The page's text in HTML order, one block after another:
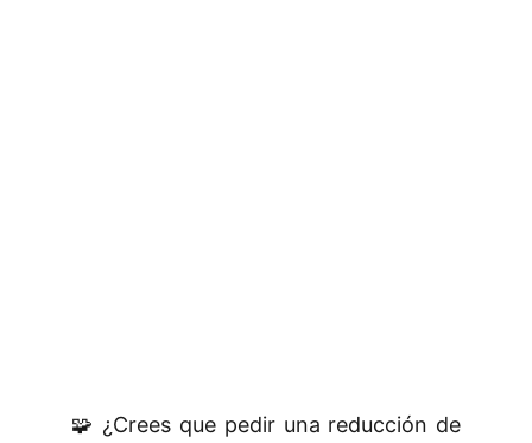
🧩 ¿Crees que pedir una reducción de